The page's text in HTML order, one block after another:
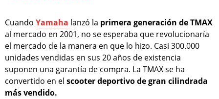
Cuando Yamaha lanzó la primera generación de TMAX
al mercado en 2001, no se esperaba que revolucionaría
el mercado de la manera en que lo hizo. Casi 300.000
unidades vendidas en sus 20 años de existencia
suponen una garantía de compra. La TMAX se ha
convertido en el scooter deportivo de gran cilindrada
más vendido.